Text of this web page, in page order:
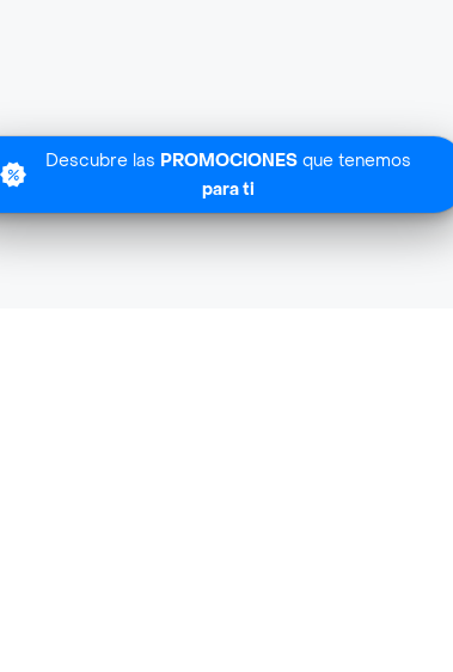
Descubre las PROMOCIONES que tenemos
para ti